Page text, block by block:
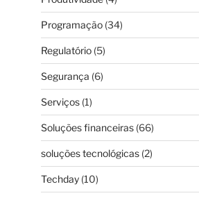
Programação(34)
Regulatório(5)
Segurança (6)
Serviços(1)
Soluções financeiras(66)
soluções tecnológicas(2)
Techday(10)